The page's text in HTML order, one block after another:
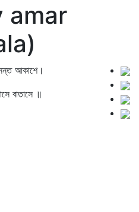
amar
আকাশে।
বাতাসে ॥